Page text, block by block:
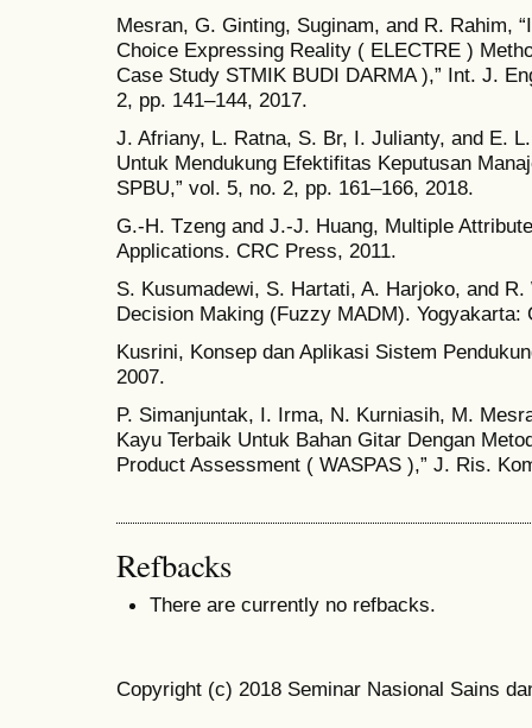
Mesran, G. Ginting, Suginam, and R. Rahim,
Choice Expressing Reality ( ELECTRE )
Case Study STMIK BUDI DARMA ),” Int. J.
2, pp. 141–144, 2017.
J. Afriany, L. Ratna, S. Br, I. Julianty, and E.
Untuk Mendukung Efektifitas Keputusan
SPBU,” vol. 5, no. 2, pp. 161–166, 2018.
G.-H. Tzeng and J.-J. Huang, Multiple
Applications. CRC Press, 2011.
S. Kusumadewi, S. Hartati, A. Harjoko, and
Decision Making (Fuzzy MADM). Yogyakarta:
Kusrini, Konsep dan Aplikasi Sistem
2007.
P. Simanjuntak, I. Irma, N. Kurniasih, M.
Kayu Terbaik Untuk Bahan Gitar Dengan
Product Assessment ( WASPAS ),” J. Ris.
Refbacks
There are currently no refbacks.
Copyright (c) 2018 Seminar Nasional Sains